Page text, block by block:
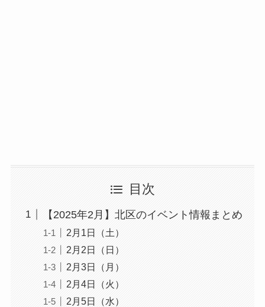
目次
【2025年2月】北区のイベント情報まとめ
2月1日（土）
2月2日（日）
2月3日（月）
2月4日（火）
2月5日（水）